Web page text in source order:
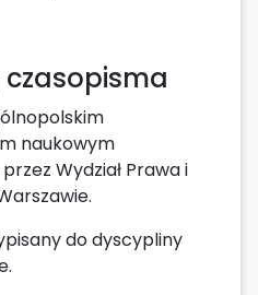
czasopisma
naukowym
Wydział Prawa i
do dyscypliny